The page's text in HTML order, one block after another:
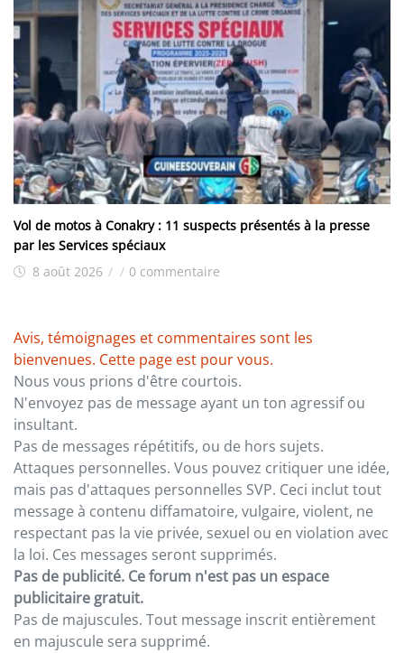
Vol de motos à Conakry : 11 suspects présentés à la presse
par les Services spéciaux
8 août 2026 / / 0 commentaire
Avis, témoignages et commentaires sont les
bienvenues. Cette page est pour vous.
Nous vous prions d'être courtois.
N'envoyez pas de message ayant un ton agressif ou
insultant.
Pas de messages répétitifs, ou de hors sujets.
Attaques personnelles. Vous pouvez critiquer une idée,
mais pas d'attaques personnelles SVP. Ceci inclut tout
message à contenu diffamatoire, vulgaire, violent, ne
respectant pas la vie privée, sexuel ou en violation avec
la loi. Ces messages seront supprimés.
Pas de publicité. Ce forum n'est pas un espace
publicitaire gratuit.
Pas de majuscules. Tout message inscrit entièrement
en majuscule sera supprimé.